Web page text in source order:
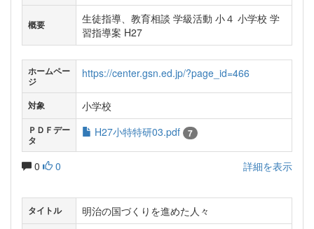
概要
生徒指導、教育相談 学級活動 小４ 小学校 学
習指導案 H27
ホームペー
ジ
https://center.gsn.ed.jp/?page_id=466
対象 小学校
ＰＤＦデー
タ
H27小特特研03.pdf 7
0 0 詳細を表示
タイトル 明治の国づくりを進めた人々